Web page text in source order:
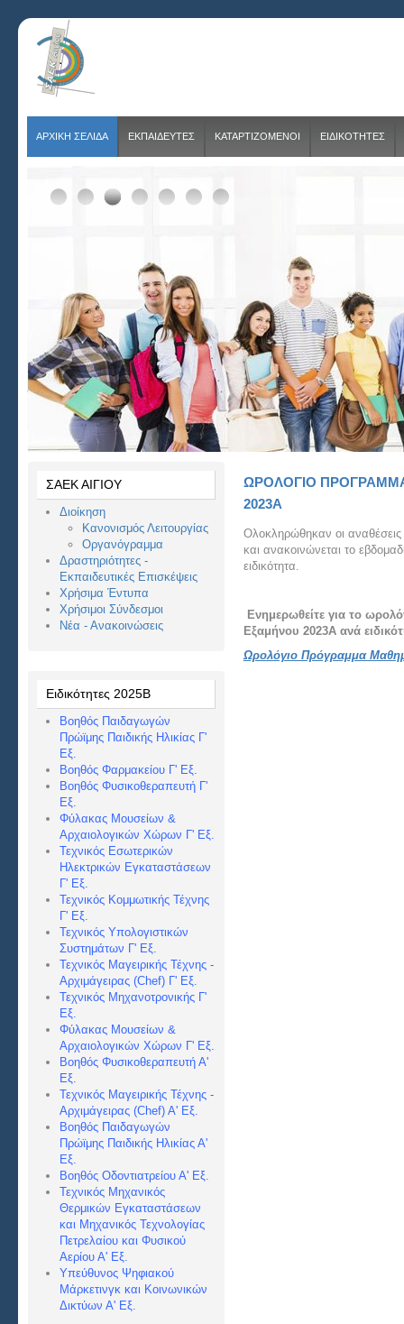
ΑΡΧΙΚΗ ΣΕΛΙΔΑ ΕΚΠΑΙΔΕΥΤΕΣ ΚΑΤΑΡΤΙΖΟΜΕΝΟΙ ΕΙΔΙΚΟΤΗΤΕΣ
ΣΑΕΚ ΑΙΓΙΟΥ
Διοίκηση
Κανονισμός Λειτουργίας
Οργανόγραμμα
Δραστηριότητες -
Εκπαιδευτικές Επισκέψεις
Χρήσιμα Έντυπα
Χρήσιμοι Σύνδεσμοι
Νέα - Ανακοινώσεις
Ειδικότητες 2025Β
Βοηθός Παιδαγωγών
Πρώϊμης Παιδικής Ηλικίας Γ'
Εξ.
Βοηθός Φαρμακείου Γ' Εξ.
Βοηθός Φυσικοθεραπευτή Γ'
Εξ.
Φύλακας Μουσείων &
Αρχαιολογικών Χώρων Γ' Εξ.
Τεχνικός Εσωτερικών
Ηλεκτρικών Εγκαταστάσεων
Γ' Εξ.
Τεχνικός Κομμωτικής Τέχνης
Γ' Εξ.
Τεχνικός Υπολογιστικών
Συστημάτων Γ' Εξ.
Τεχνικός Μαγειρικής Τέχνης -
Αρχιμάγειρας (Chef) Γ' Εξ.
Τεχνικός Μηχανοτρονικής Γ'
Εξ.
Φύλακας Μουσείων &
Αρχαιολογικών Χώρων Γ' Εξ.
Βοηθός Φυσικοθεραπευτή Α'
Εξ.
Τεχνικός Μαγειρικής Τέχνης -
Αρχιμάγειρας (Chef) Α' Εξ.
Βοηθός Παιδαγωγών
Πρώϊμης Παιδικής Ηλικίας Α'
Εξ.
Βοηθός Οδοντιατρείου Α' Εξ.
Τεχνικός Μηχανικός
Θερμικών Εγκαταστάσεων
και Μηχανικός Τεχνολογίας
Πετρελαίου και Φυσικού
Αερίου Α' Εξ.
Υπεύθυνος Ψηφιακού
Μάρκετινγκ και Κοινωνικών
Δικτύων Α' Εξ.
ΩΡΟΛΟΓΙΟ
2023Α
Ολοκληρώθηκαν οι
και ανακοινώνεται το
ειδικότητα.
Ενημερωθείτε για το
Εξαμήνου 2023Α ανά
Ωρολόγιο Πρόγραμμα